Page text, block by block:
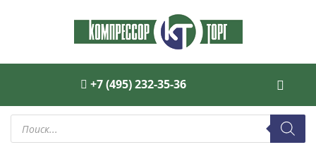
+7 (495) 232-35-36
Поиск
товаров